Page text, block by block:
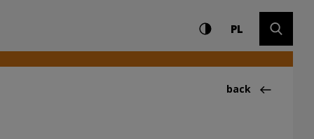
Settings and search
High contrast
PLCHANGE
Back
back